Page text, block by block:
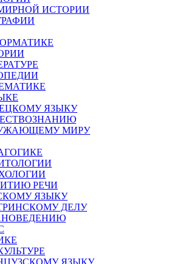
ИСТОРИИ
ЯЗЫКУ
МИРУ
РЕЧИ
ЯЗЫКУ
ДЕЛУ
ЯЗЫКУ